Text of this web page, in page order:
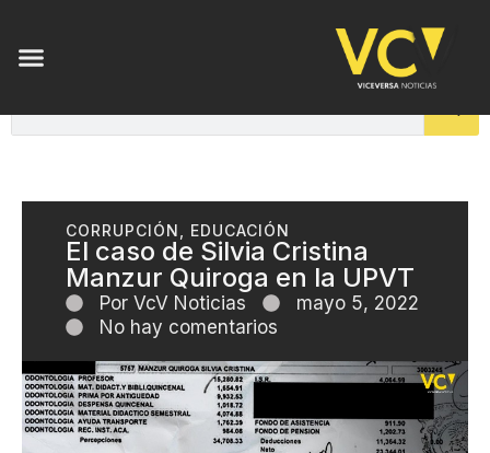
CORRUPCIÓN EDUCACIÓN
El caso de Silvia Cristina
Manzur Quiroga en la UPVT
Por VcV Noticias
mayo 5, 2022
No hay comentarios